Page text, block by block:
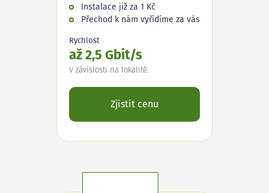
Instalace již za 1 Kč
Přechod k nám vyřídíme za vás
Rychlost
až 2,5 Gbit/s
V závislosti na lokalitě.
Zjistit cenu